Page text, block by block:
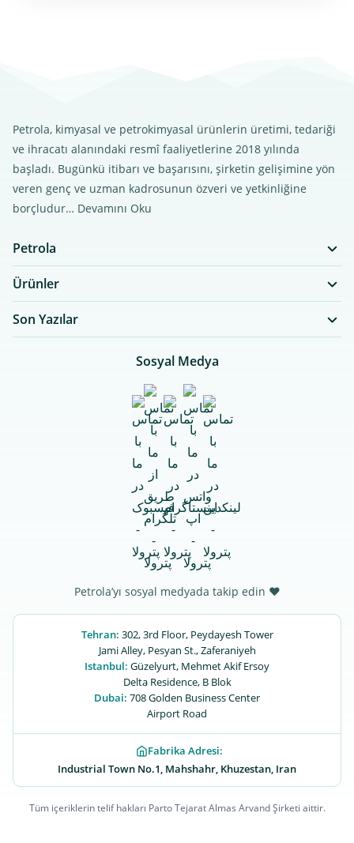
Petrola, kimyasal ve petrokimyasal ürünlerin üretimi, tedariği
ve ihracatı alanındaki resmî faaliyetlerine 2018 yılında
başladı. Bugünkü itibarı ve başarısını, şirketin gelişimine yön
veren genç ve uzman kadrosunun özveri ve yetkinliğine
borçludur… Devamını Oku
Petrola
Ürünler
Son Yazılar
Sosyal Medya
Petrola’yı sosyal medyada takip edin ♥
Tehran: 302, 3rd Floor, Peydayesh Tower
Jami Alley, Pesyan St., Zaferaniyeh
Istanbul: Güzelyurt, Mehmet Akif Ersoy
Delta Residence, B ‌‌Blok
Dubai: 708 Golden Business Center
Airport Road
Fabrika Adresi:
Industrial Town No.1, Mahshahr, Khuzestan, Iran
Tüm içeriklerin telif hakları Parto Tejarat Almas Arvand Şirketi aittir.